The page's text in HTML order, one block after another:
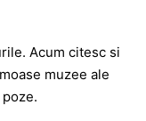
Acum citesc si
muzee ale